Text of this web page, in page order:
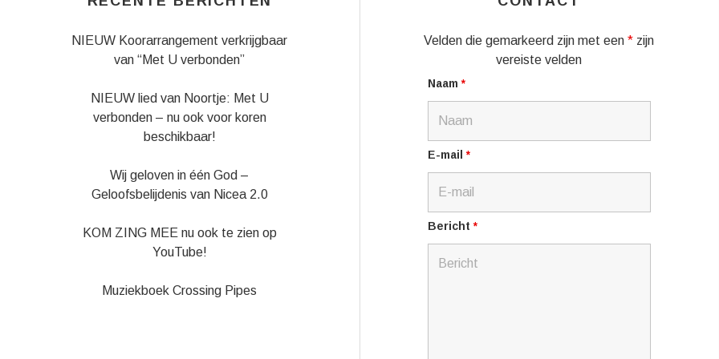
NIEUW Koorarrangement verkrijgbaar
van “Met U verbonden”
NIEUW lied van Noortje: Met U
verbonden – nu ook voor koren
beschikbaar!
Wij geloven in één God –
Geloofsbelijdenis van Nicea 2.0
KOM ZING MEE nu ook te zien op
YouTube!
Muziekboek Crossing Pipes
Velden die gemarkeerd zijn met een* zijn
vereiste velden
Naam *
E-mail *
Bericht *